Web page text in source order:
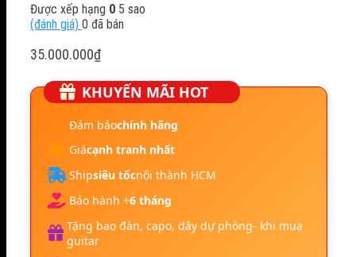
Được xếp hạng 0 5 sao
(đánh giá) 0 đã bán
35.000.000₫
KHUYẾN MÃI HOT
Đảm bảochính hãng
Giácạnh tranh nhất
Shipsiêu tốcnội thành HCM
Bảo hành +6 tháng
Tặng bao đàn, capo, dây dự phòng- khi mua
guitar